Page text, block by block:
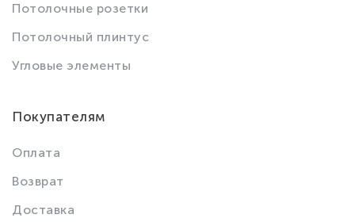
Потолочные розетки
Потолочный плинтус
Угловые элементы
Покупателям
Оплата
Возврат
Доставка